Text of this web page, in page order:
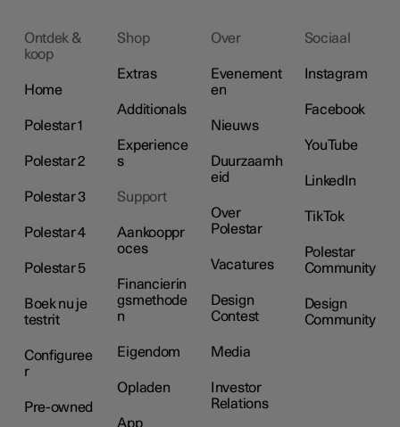
Ontdek &
koop
Home
Polestar 1
Polestar 2
Polestar 3
Polestar 4
Polestar 5
Boek nu je
testrit
Configuree
r
Pre-owned
Shop
Extras
Additionals
Experience
s
Support
Aankooppr
oces
Financierin
gsmethode
n
Eigendom
Opladen
App
Over
Evenement
en
Nieuws
Duurzaamh
eid
Over
Polestar
Vacatures
Design
Contest
Media
Investor
Relations
Sociaal
Instagram
Facebook
YouTube
LinkedIn
TikTok
Polestar
Community
Design
Community